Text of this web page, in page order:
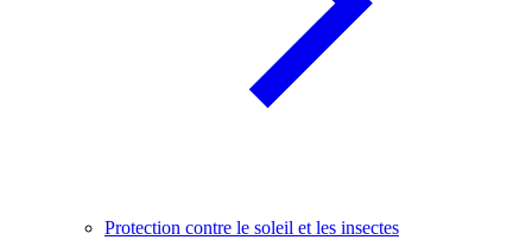
Protection contre le soleil et les insectes